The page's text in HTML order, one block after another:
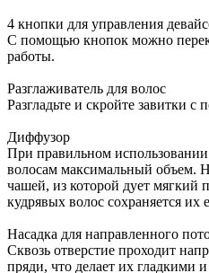
4 кнопки для управления
С помощью кнопок можно
работы.
Разглаживатель для волос
Разгладьте и скройте завитки
Диффузор
При правильном использовании
волосам максимальный объем.
чашей, из которой дует мягкий
кудрявых волос сохраняется их
Насадка для направленного
Сквозь отверстие проходит
пряди, что делает их гладкими